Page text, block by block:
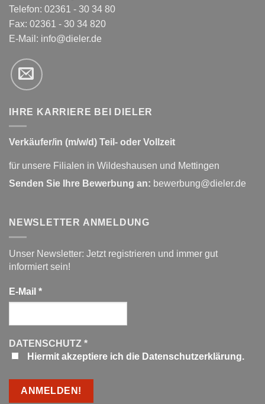
Telefon: 02361 - 30 34 80
Fax: 02361 - 30 34 820
E-Mail: info@dieler.de
IHRE KARRIERE BEI DIELER
Verkäufer/in (m/w/d) Teil- oder Vollzeit
für unsere Filialen in Wildeshausen und Mettingen
Senden Sie Ihre Bewerbung an: bewerbung@dieler.de
NEWSLETTER ANMELDUNG
Unser Newsletter: Jetzt registrieren und immer gut
informiert sein!
E-Mail *
DATENSCHUTZ *
Hiermit akzeptiere ich die Datenschutzerklärung.